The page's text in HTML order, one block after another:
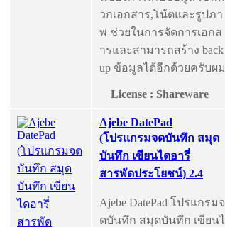
วกเอกสาร,โน้ตและรูปภา
พ ช่วยในการจัดการเอกส
ารและสามารถสร้าง back
up ข้อมูลได้อีกด้วยครับผม
License : Shareware
Ajebe DatePad
(โปรแกรมจดบันทึก สมุด
บันทึก เขียนไดอารี่
สารพัดประโยชน์) 2.4
Ajebe DatePad โปรแกรมจ
ดบันทึก สมุดบันทึก เขียนไ